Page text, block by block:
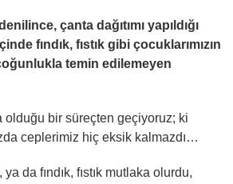
çanta dağıtımı yapıldığı
fındık, fıstık gibi çocuklarımızın
temin edilemeyen
olduğu bir süreçten geçiyoruz; ki
ceplerimiz hiç eksik kalmazdı…
da fındık, fıstık mutlaka olurdu,